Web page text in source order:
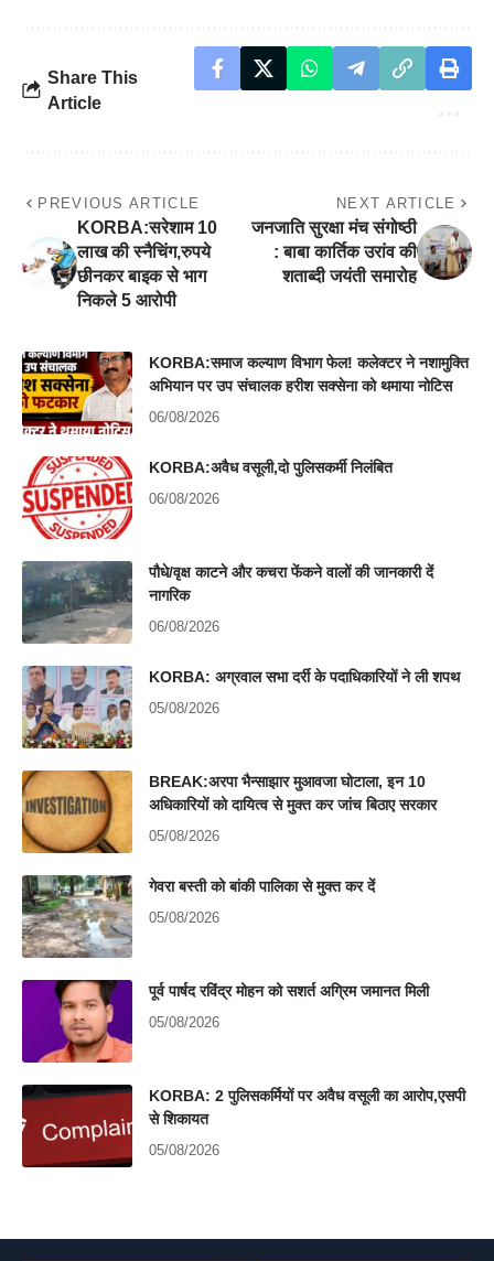
Share This
Article
PREVIOUS ARTICLE
KORBA:सरेशाम 10
लाख की स्नैचिंग,रुपये
छीनकर बाइक से भाग
निकले 5 आरोपी
NEXT ARTICLE
जनजाति सुरक्षा मंच संगोष्ठी
: बाबा कार्तिक उरांव की
शताब्दी जयंती समारोह
KORBA:समाज कल्याण विभाग फेल! कलेक्टर ने नशामुक्ति
अभियान पर उप संचालक हरीश सक्सेना को थमाया नोटिस
06/08/2026
KORBA:अवैध वसूली,दो पुलिसकर्मी निलंबित
06/08/2026
पौधे/वृक्ष काटने और कचरा फेंकने वालों की जानकारी दें
नागरिक
06/08/2026
KORBA: अग्रवाल सभा दर्री के पदाधिकारियों ने ली शपथ
05/08/2026
BREAK:अरपा भैन्साझार मुआवजा घोटाला, इन 10
अधिकारियों को दायित्व से मुक्त कर जांच बिठाए सरकार
05/08/2026
गेवरा बस्ती को बांकी पालिका से मुक्त कर दें
05/08/2026
पूर्व पार्षद रविंद्र मोहन को सशर्त अग्रिम जमानत मिली
05/08/2026
KORBA: 2 पुलिसकर्मियों पर अवैध वसूली का आरोप,एसपी
से शिकायत
05/08/2026